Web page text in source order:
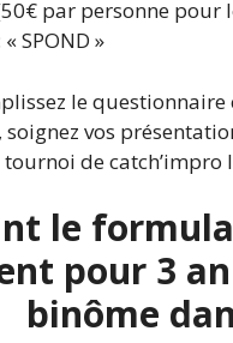
par personne pour
SPOND »
le
vos
de catch’impro
le
pour 3
binôme